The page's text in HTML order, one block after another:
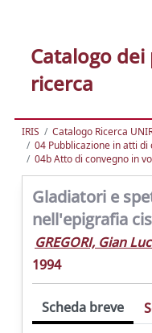
Catalogo
ricerca
IRIS
Catalogo Ricerca
04 Pubblicazione in atti di
04b Atto di convegno in
Gladiatori e
nell'epigrafia
GREGORI, Gian
1994
Scheda breve